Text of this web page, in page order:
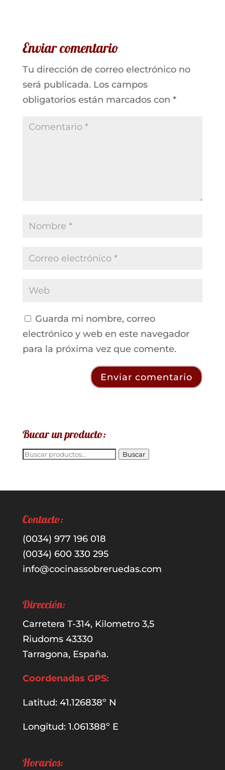
Enviar comentario
Tu dirección de correo electrónico no
será publicada. Los campos
obligatorios están marcados con *
Guarda mi nombre, correo
electrónico y web en este navegador
para la próxima vez que comente.
Bucar un producto:
Buscar
Buscar
Contacto:
(0034) 977 196 018
(0034) 600 330 295
info@cocinassobreruedas.com
Dirección:
Carretera T-314, Kilometro 3,5
Riudoms 43330
Tarragona, España.
Coordenadas GPS:
Latitud: 41.126838º N
Longitud: 1.061388º E
Horarios: